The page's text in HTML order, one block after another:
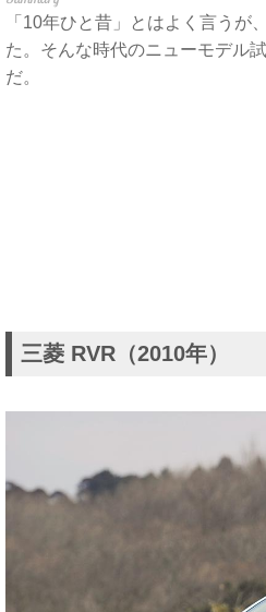
「10年ひと昔」とはよく言う
た。そんな時代のニューモデル
だ。
三菱 RVR（2010年）